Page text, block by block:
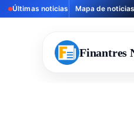
Últimas noticias Mapa de noticias
Finantres